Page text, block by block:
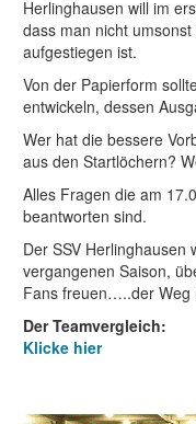
Herlinghausen will im
dass man nicht
aufgestiegen ist.
Von der Papierform
entwickeln, dessen
Wer hat die bessere
aus den Startlöchern?
Alles Fragen die am
beantworten sind.
Der SSV Herlinghausen
vergangenen Saison,
Fans freuen…..der Weg
Der Teamvergleich:
Klicke hier